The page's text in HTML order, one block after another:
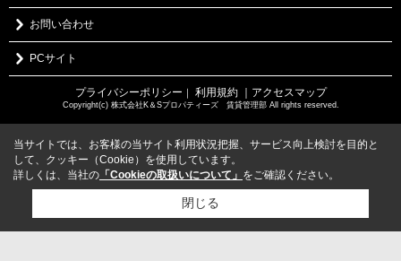
お問い合わせ
PCサイト
プライバシーポリシー ｜ 利用規約 ｜アクセスマップ
Copyright(c) 株式会社K＆Sプロパティーズ 賃貸管理部 All rights reserved.
当サイトでは、お客様の当サイト利用状況把握、サービス向上検討を目的と
して、クッキー（Cookie）を使用しています。
詳しくは、当社の 「Cookieの取扱いについて」 をご確認ください。
閉じる